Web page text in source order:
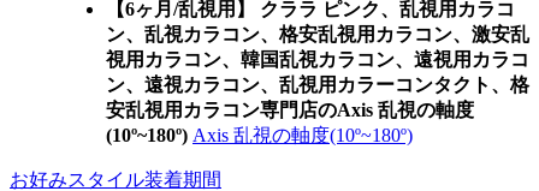
【6ヶ月/乱視用】 クララ ピンク、乱視用カラコ
ン、乱視カラコン、格安乱視用カラコン、激安乱
視用カラコン、韓国乱視カラコン、遠視用カラコ
ン、遠視カラコン、乱視用カラーコンタクト、格
安乱視用カラコン専門店のAxis 乱視の軸度
(10º~180º) Axis 乱視の軸度(10º~180º)
お好みスタイル装着期間